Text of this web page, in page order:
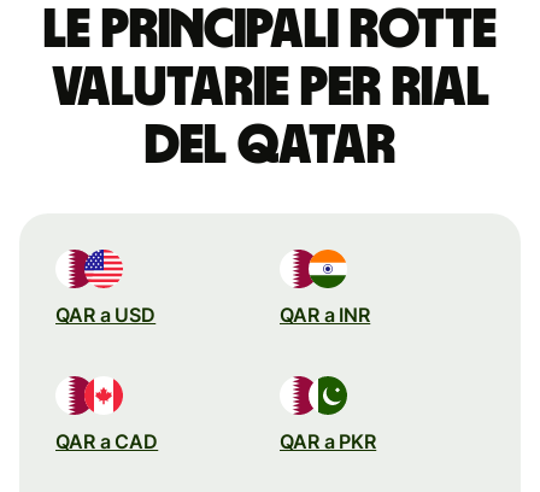
Le principali rotte
valutarie per rial
del Qatar
QAR a USD QAR a INR
QAR a CAD QAR a PKR